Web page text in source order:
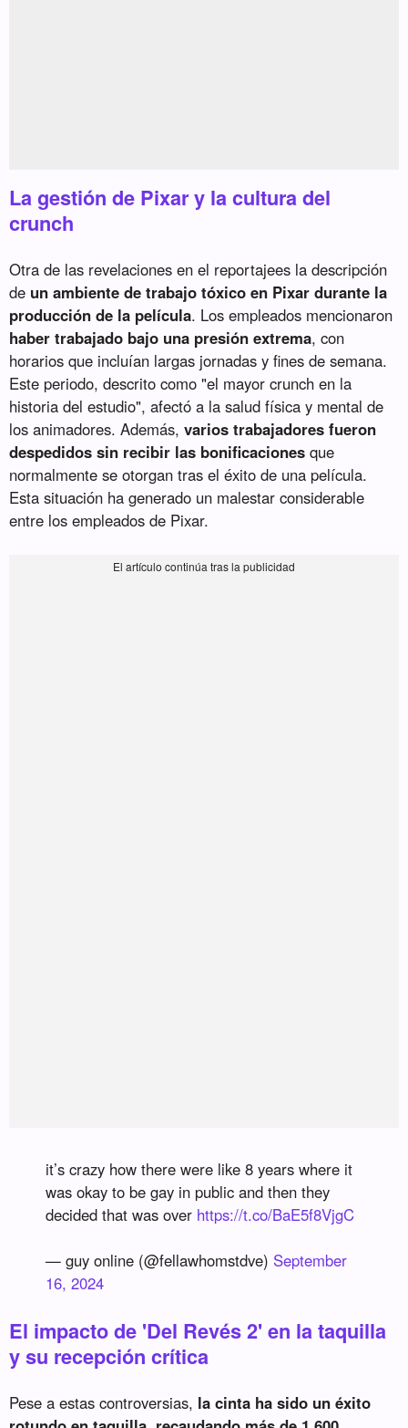
La gestión de Pixar y la cultura del
crunch
Otra de las revelaciones en el reportajees la descripción
de un ambiente de trabajo tóxico en Pixar durante la
producción de la película. Los empleados mencionaron
haber trabajado bajo una presión extrema, con
horarios que incluían largas jornadas y fines de semana.
Este periodo, descrito como "el mayor crunch en la
historia del estudio", afectó a la salud física y mental de
los animadores. Además, varios trabajadores fueron
despedidos sin recibir las bonificaciones que
normalmente se otorgan tras el éxito de una película.
Esta situación ha generado un malestar considerable
entre los empleados de Pixar.
it’s crazy how there were like 8 years where it
was okay to be gay in public and then they
decided that was over https://t.co/BaE5f8VjgC
— guy online (@fellawhomstdve) September
16, 2024
El impacto de 'Del Revés 2' en la taquilla
y su recepción crítica
Pese a estas controversias, la cinta ha sido un éxito